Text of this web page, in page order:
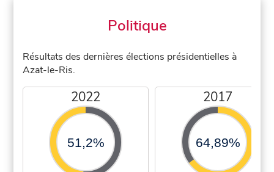
Politique
Résultats des dernières élections présidentielles à
Azat-le-Ris.
2022
51,2%
2017
64,89%